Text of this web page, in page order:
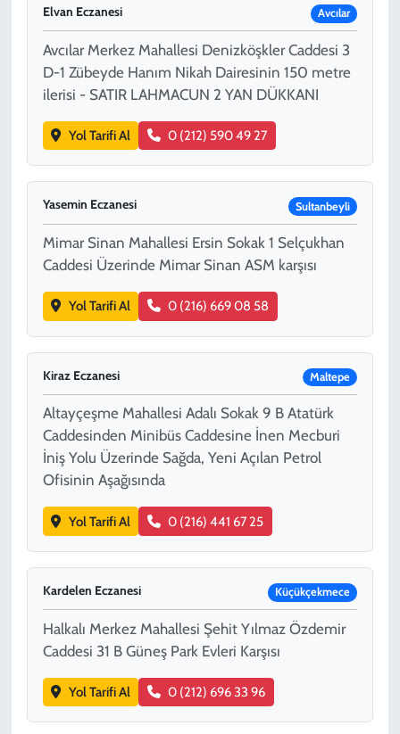
Elvan Eczanesi Avcılar
Avcılar Merkez Mahallesi Denizköşkler Caddesi 3
D-1 Zübeyde Hanım Nikah Dairesinin 150 metre
ilerisi - SATIR LAHMACUN 2 YAN DÜKKANI
Yol Tarifi Al 0 (212) 590 49 27
Yasemin Eczanesi Sultanbeyli
Mimar Sinan Mahallesi Ersin Sokak 1 Selçukhan
Caddesi Üzerinde Mimar Sinan ASM karşısı
Yol Tarifi Al 0 (216) 669 08 58
Kiraz Eczanesi Maltepe
Altayçeşme Mahallesi Adalı Sokak 9 B Atatürk
Caddesinden Minibüs Caddesine İnen Mecburi
İniş Yolu Üzerinde Sağda, Yeni Açılan Petrol
Ofisinin Aşağısında
Yol Tarifi Al 0 (216) 441 67 25
Kardelen Eczanesi Küçükçekmece
Halkalı Merkez Mahallesi Şehit Yılmaz Özdemir
Caddesi 31 B Güneş Park Evleri Karşısı
Yol Tarifi Al 0 (212) 696 33 96